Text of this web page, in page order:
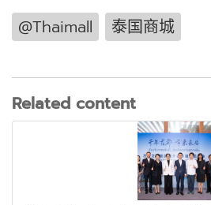
@Thaimall 泰国商城
Related content